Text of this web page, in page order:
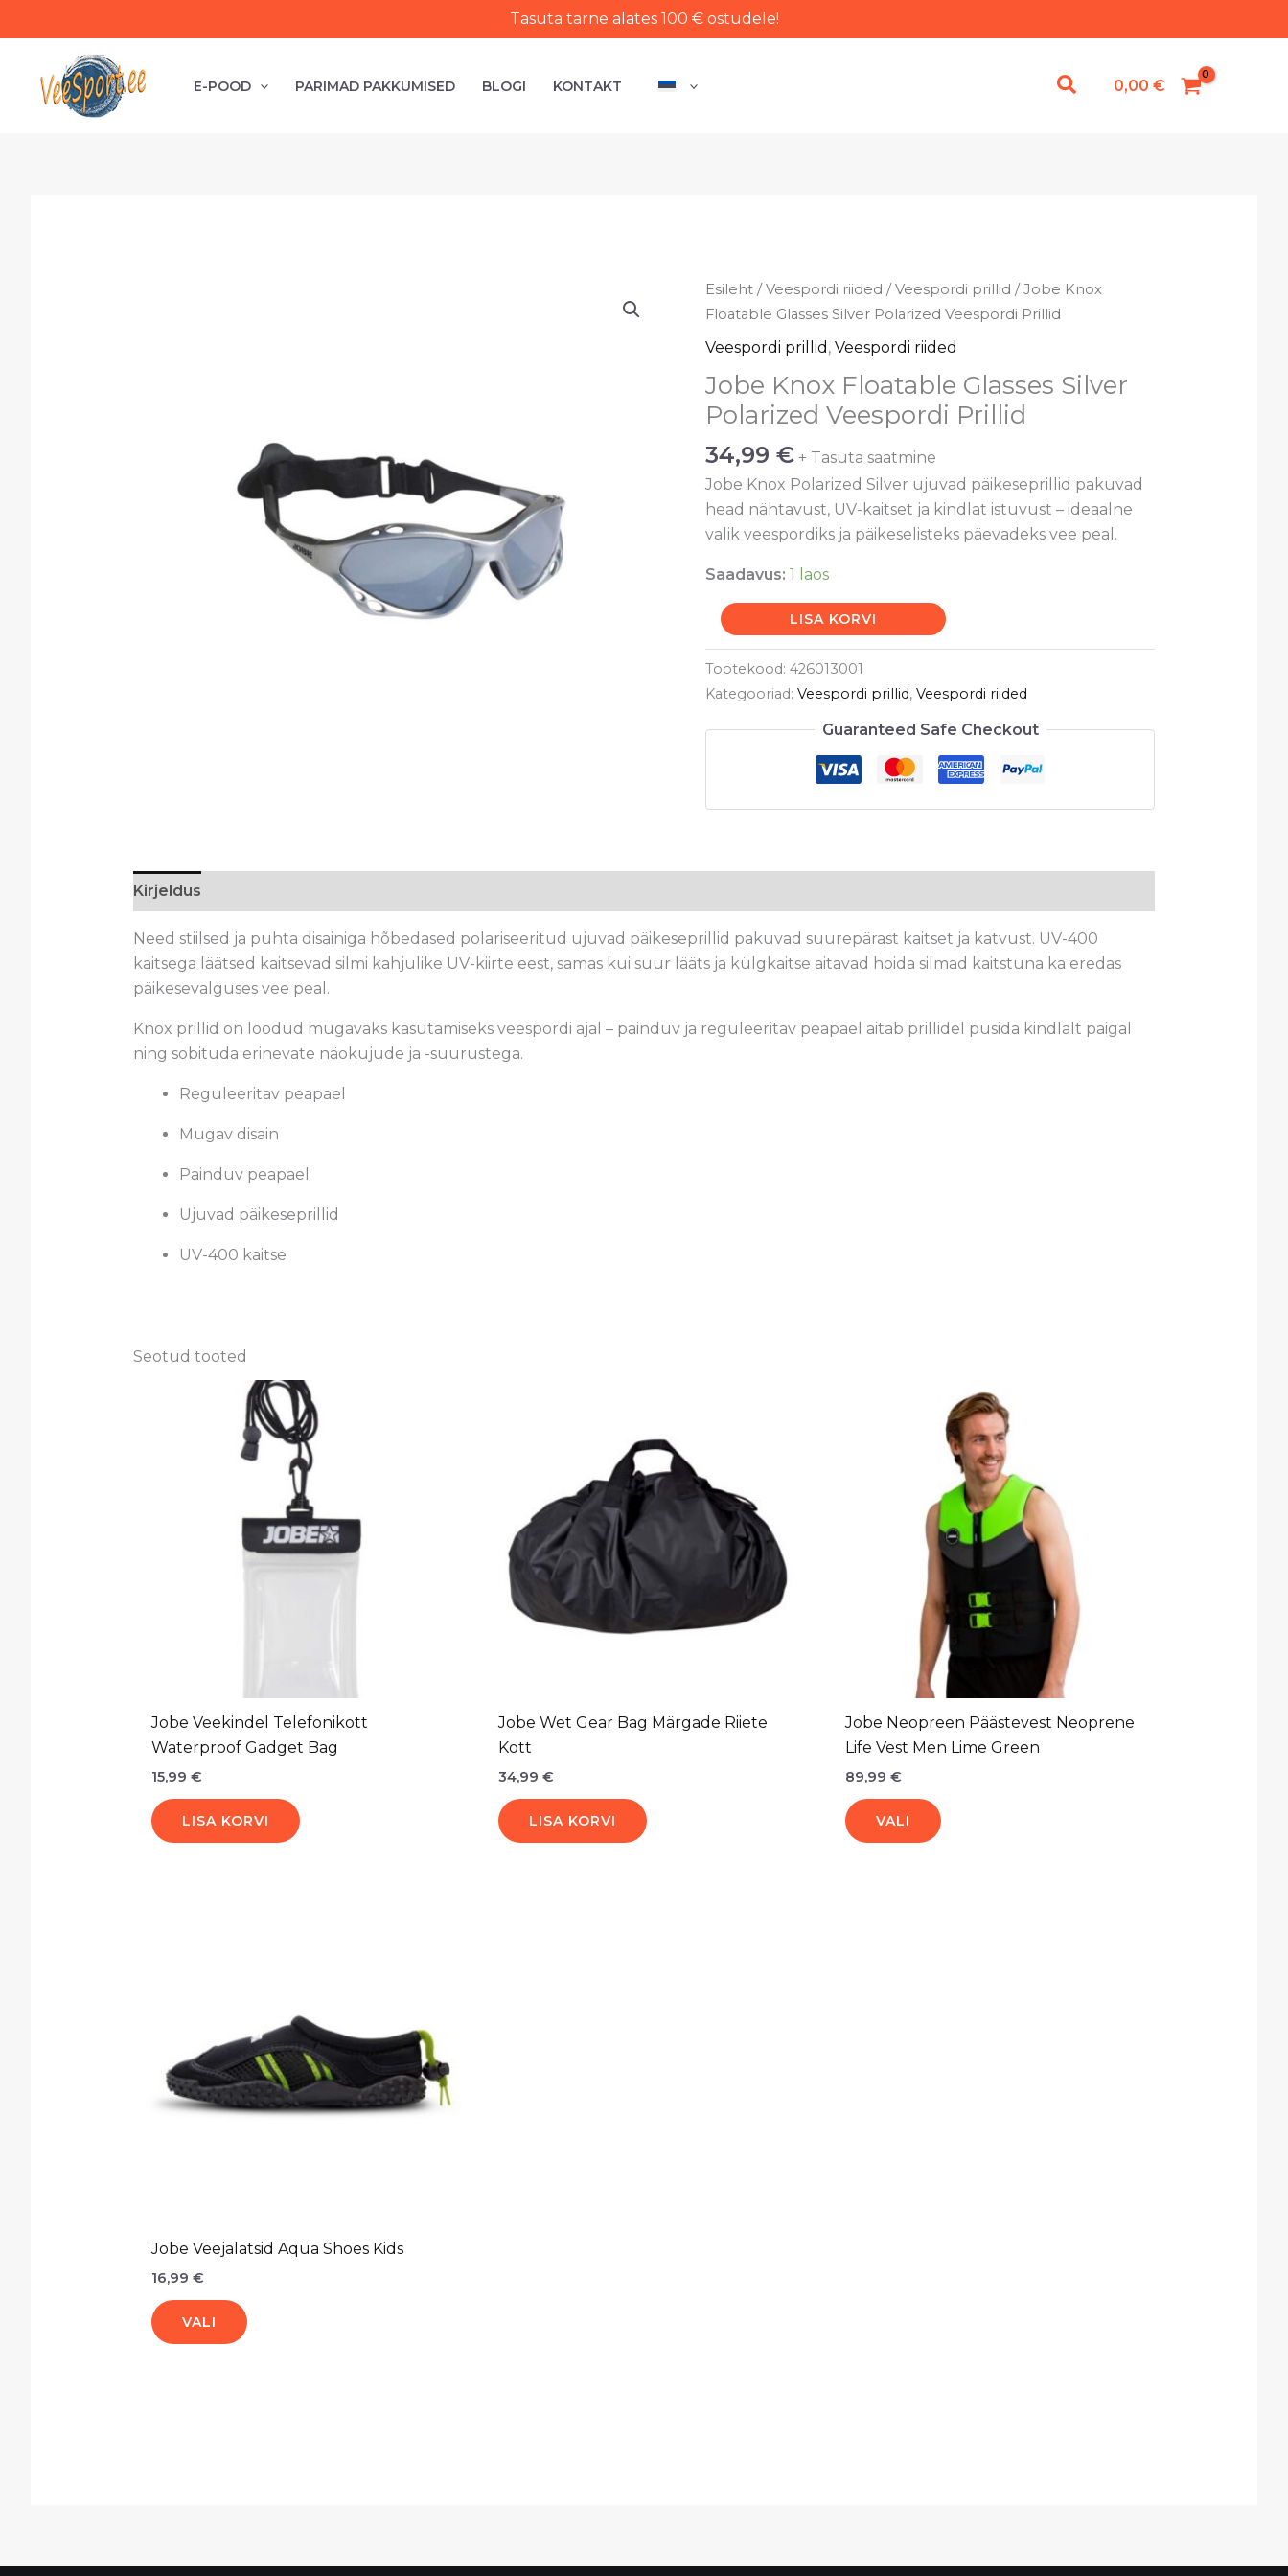
sisu
Tasuta tarne alates 100 € ostudele!
E-POOD PARIMAD PAKKUMISED BLOGI KONTAKT 0,00 €
Esileht /Veespordi riided /Veespordi prillid / Jobe Knox
Floatable Glasses Silver Polarized Veespordi Prillid
Veespordi prillid , Veespordi riided
Jobe Knox Floatable Glasses Silver
Polarized Veespordi Prillid
34,99 € + Tasuta saatmine
Jobe Knox Polarized Silver ujuvad päikeseprillid pakuvad
head nähtavust, UV-kaitset ja kindlat istuvust – ideaalne
valik veespordiks ja päikeselisteks päevadeks vee peal.
Saadavus: 1 laos
Jobe
Knox
Floatable
Silver
Polarized
Prillid
kogus
LISA KORVI
Tootekood: 426013001
Kategooriad: Veespordi prillid, Veespordi riided
Guaranteed Safe Checkout
Kirjeldus
Need stiilsed ja puhta disainiga hõbedased polariseeritud ujuvad päikeseprillid pakuvad suurepärast kaitset ja katvust. UV-400
kaitsega läätsed kaitsevad silmi kahjulike UV-kiirte eest, samas kui suur lääts ja külgkaitse aitavad hoida silmad kaitstuna ka eredas
päikesevalguses vee peal.
Knox prillid on loodud mugavaks kasutamiseks veespordi ajal – painduv ja reguleeritav peapael aitab prillidel püsida kindlalt paigal
ning sobituda erinevate näokujude ja -suurustega.
Reguleeritav peapael
Mugav disain
Painduv peapael
Ujuvad päikeseprillid
UV-400 kaitse
Seotud tooted
Jobe Veekindel Telefonikott
Waterproof Gadget Bag
15,99 €
LISA KORVI
Jobe Wet Gear Bag Märgade Riiete
Kott
34,99€
LISA KORVI
Jobe Neopreen Päästevest Neoprene
Life Vest Men Lime Green
89,99€
VALI
Sellel
tootel
on
mitu
varianti.
Valikuid
saab
teha
tootelehel.
Jobe Veejalatsid Aqua Shoes Kids
16,99 €
VALI
varianti.
Valikuid
saab
teha
tootelehel.